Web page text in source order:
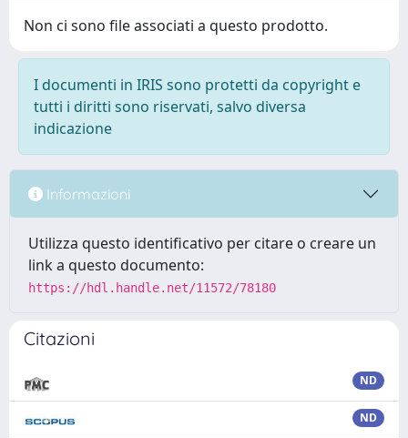
Non ci sono file associati a questo prodotto.
I documenti in IRIS sono protetti da copyright e
tutti i diritti sono riservati, salvo diversa
indicazione
Informazioni
Utilizza questo identificativo per citare o creare un
link a questo documento:
https://hdl.handle.net/11572/78180
Citazioni
ND
ND